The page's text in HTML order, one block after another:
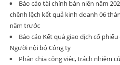
Báo cáo tài chính bán niên năm
chênh lệch kết quả kinh doanh 06
năm trước
Báo cáo Kết quả giao dịch cổ
Người nội bộ Công ty
Phân chia công việc, trách nhiệm